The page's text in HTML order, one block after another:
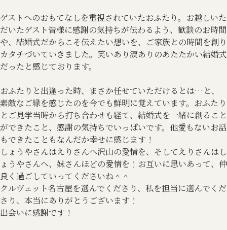
ゲストへのおもてなしを重視されていたおふたり。お越しいた
だいたゲスト皆様に感謝の気持ちが伝わるよう、歓談のお時間
や、結婚式だからこそ伝えたい想いを、ご家族との時間を創り
カタチづいていきました。笑いあり涙ありのあたたかい結婚式
だったと感じております。
おふたりと出逢った時、まさか任せていただけるとは…と、
素敵なご縁を感じたのを今でも鮮明に覚えています。おふたり
とご見学当時から打ち合わせも経て、結婚式を一緒に創ること
ができたこと、感謝の気持ちでいっぱいです。他愛もないお話
もできたこともなんだか幸せに感じます！
しょうやさんはえりさんへ沢山の愛情を、そしてえりさんはし
ょうやさんへ、妹さんほどの愛情を！お互いに思いあって、仲
良く過ごしていってくださいね＾＾
クルヴェット名古屋を選んでくださり、私を担当に選んでくだ
さり、本当にありがとうございます！
出会いに感謝です！